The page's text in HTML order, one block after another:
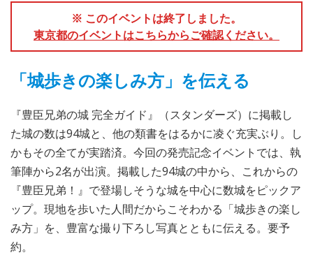
※ このイベントは終了しました。
東京都のイベントはこちらからご確認ください。
「城歩きの楽しみ方」を伝える
『豊臣兄弟の城 完全ガイド』（スタンダーズ）に掲載し
た城の数は94城と、他の類書をはるかに凌ぐ充実ぶり。し
かもその全てが実踏済。今回の発売記念イベントでは、執
筆陣から2名が出演。掲載した94城の中から、これからの
『豊臣兄弟！』で登場しそうな城を中心に数城をピックア
ップ。現地を歩いた人間だからこそわかる「城歩きの楽し
み方」を、豊富な撮り下ろし写真とともに伝える。要予
約。